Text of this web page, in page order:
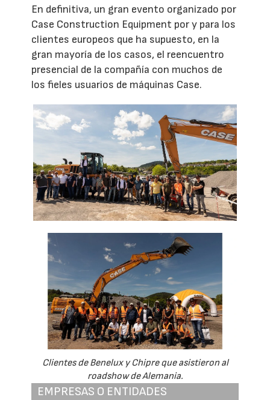
En definitiva, un gran evento organizado por
Case Construction Equipment por y para los
clientes europeos que ha supuesto, en la
gran mayoría de los casos, el reencuentro
presencial de la compañía con muchos de
los fieles usuarios de máquinas Case.
Clientes de Benelux y Chipre que asistieron al
roadshow de Alemania.
EMPRESAS O ENTIDADES